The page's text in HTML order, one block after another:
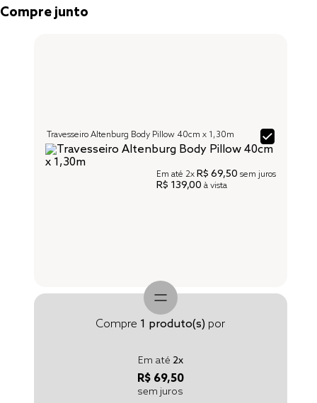
Compre junto
Travesseiro Altenburg Body Pillow 40cm x 1,30m
Em até 2x R$ 69,50 sem juros
R$ 139,00 à vista
Compre 1 produto(s) por
Em até 2x
R$ 69,50
sem juros